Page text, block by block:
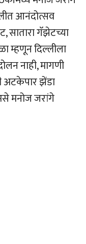
आनंदोत्सव
सातारा गॅझेटच्या
म्हणून दिल्लीला
नाही, मागणी
अटकेपार झेंडा
मनोज जरांगे